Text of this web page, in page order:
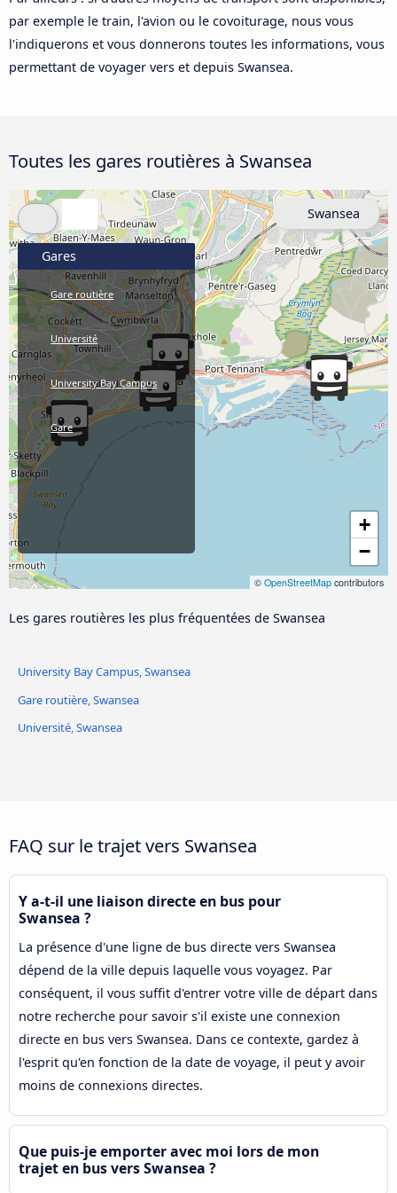
par exemple le train, l'avion ou le covoiturage, nous vous
l'indiquerons et vous donnerons toutes les informations, vous
permettant de voyager vers et depuis Swansea.
Toutes les gares routières à Swansea
+
−
© OpenStreetMap contributors
Gares
Gare routière
Université
University Bay Campus
Gare
Swansea
Les gares routières les plus fréquentées de Swansea
University Bay Campus, Swansea
Gare routière, Swansea
Université, Swansea
FAQ sur le trajet vers Swansea
Y a-t-il une liaison directe en bus pour
Swansea ?
La présence d'une ligne de bus directe vers Swansea
dépend de la ville depuis laquelle vous voyagez. Par
conséquent, il vous suffit d'entrer votre ville de départ dans
notre recherche pour savoir s'il existe une connexion
directe en bus vers Swansea. Dans ce contexte, gardez à
l'esprit qu'en fonction de la date de voyage, il peut y avoir
moins de connexions directes.
Que puis-je emporter avec moi lors de mon
trajet en bus vers Swansea ?